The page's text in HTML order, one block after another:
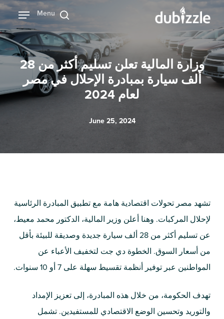
Skip
main
content
بحث
Menu
وزارة المالية تعلن تسليم أكثر من 28
ألف سيارة بمبادرة الإحلال في مصر
لعام 2024
June 25, 2024
تشهد مصر تحولات اقتصادية هامة مع تطبيق المبادرة الرئاسية
لإحلال المركبات. وهنا أعلن وزير المالية، الدكتور محمد معيط،
عن تسليم أكثر من 28 ألف سيارة جديدة وصديقة للبيئة بأقل
من أسعار السوق. الخطوة دي جت لتخفيف الأعباء عن
المواطنين عبر توفير أنظمة تقسيط سهلة على 7 أو 10 سنوات.
تهدف الحكومة، من خلال هذه المبادرة، إلى تعزيز الإمداد
والتوريد وتحسين الوضع الاقتصادي للمستفيدين. تشمل